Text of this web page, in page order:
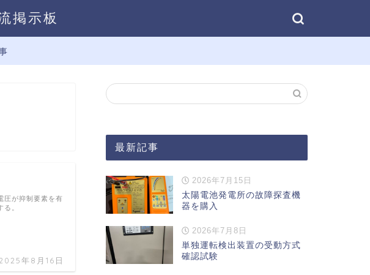
掲示板
2025年8月16日
圧が抑制要素を有
が発生する。
最新記事
2026年7月15日
太陽電池発電所の故障探査機
器を購入
2026年7月8日
単独運転検出装置の受動方式
確認試験